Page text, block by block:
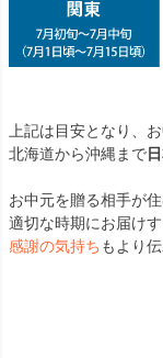
上記は目安となり、お
北海道から沖縄まで
お中元を贈る相手が
適切な時期にお届けす
感謝の気持ちもより